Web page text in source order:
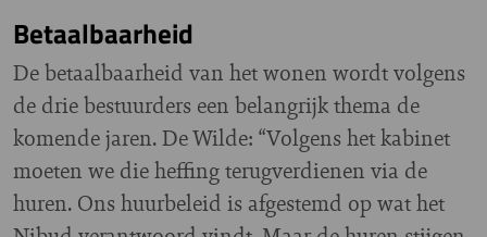
Betaalbaarheid
De betaalbaarheid van het wonen wordt volgens
de drie bestuurders een belangrijk thema de
komende jaren. De Wilde: “Volgens het kabinet
moeten we die heffing terugverdienen via de
huren. Ons huurbeleid is afgestemd op wat het